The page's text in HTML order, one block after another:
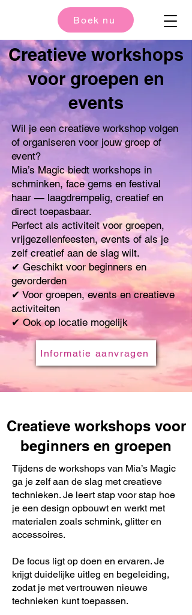
Boek nu
Creatieve workshops
voor groepen en
events
Wil je een creatieve workshop volgen
of organiseren voor jouw groep of
event?
Mia’s Magic biedt workshops in
schminken, face gems en festival
haar — laagdrempelig, creatief en
direct toepasbaar.
Perfect als activiteit voor groepen,
vrijgezellenfeesten, events of als je
zelf creatief aan de slag wilt.
✔ Geschikt voor beginners en
gevorderden
✔ Voor groepen, events en creatieve
activiteiten
✔ Ook op locatie mogelijk
Informatie aanvragen
Creatieve workshops voor
beginners en groepen
Tijdens de workshops van Mia’s Magic
ga je zelf aan de slag met creatieve
technieken. Je leert stap voor stap hoe
je een design opbouwt en werkt met
materialen zoals schmink, glitter en
accessoires.
De focus ligt op doen en ervaren. Je
krijgt duidelijke uitleg en begeleiding,
zodat je met vertrouwen nieuwe
technieken kunt toepassen.